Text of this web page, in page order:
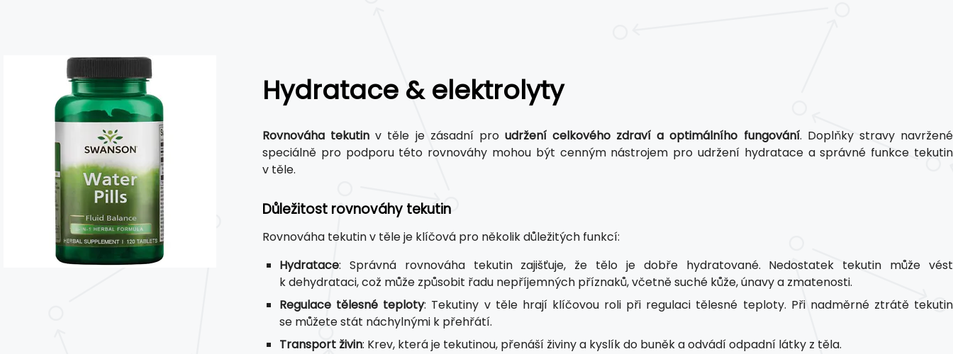
Hydratace & elektrolyty
Rovnováha tekutin v těle je zásadní pro udržení celkového zdraví a optimálního fungování. Doplňky stravy navržené
speciálně pro podporu této rovnováhy mohou být cenným nástrojem pro udržení hydratace a správné funkce tekutin
v těle.
Důležitost rovnováhy tekutin
Rovnováha tekutin v těle je klíčová pro několik důležitých funkcí:
Hydratace: Správná rovnováha tekutin zajišťuje, že tělo je dobře hydratované. Nedostatek tekutin může vést
k dehydrataci, což může způsobit řadu nepříjemných příznaků, včetně suché kůže, únavy a zmatenosti.
Regulace tělesné teploty: Tekutiny v těle hrají klíčovou roli při regulaci tělesné teploty. Při nadměrné ztrátě tekutin
se můžete stát náchylnými k přehřátí.
Transport živin: Krev, která je tekutinou, přenáší živiny a kyslík do buněk a odvádí odpadní látky z těla.